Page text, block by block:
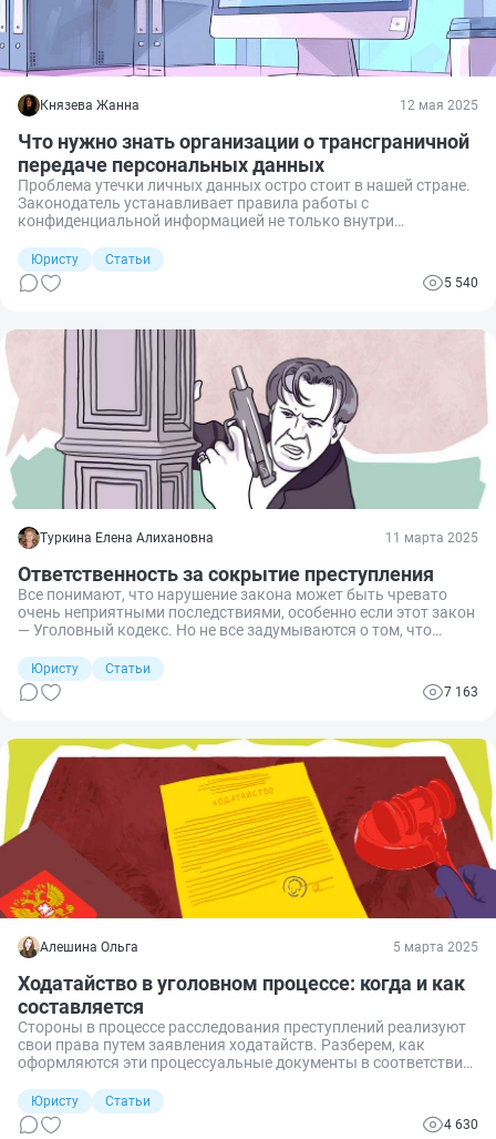
Князева Жанна 12 мая 2025
Что нужно знать организации о трансграничной
передаче персональных данных
Проблема утечки личных данных остро стоит в нашей стране.
Законодатель устанавливает правила работы с
конфиденциальной информацией не только внутри
организациям, которым потребовалось
произвести трансграничную передачу персональных данных.
Юристу
Статьи
5 540
Туркина Елена Алихановна 11 марта 2025
Ответственность за сокрытие преступления
Все понимают, что нарушение закона может быть чревато
очень неприятными последствиями, особенно если этот закон
— Уголовный кодекс. Но не все задумываются о том, что
случае, когда сам человек ничего криминального вроде бы и
не совершил. Просто помог другому скрыть следы злодеяния
и избежать ответственности. Разбираемся, когда такая
Юристу
Статьи
7 163
Алешина Ольга 5 марта 2025
Ходатайство в уголовном процессе: когда и как
составляется
Стороны в процессе расследования преступлений реализуют
свои права путем заявления ходатайств. Разберем, как
оформляются эти процессуальные документы в соответствии
Юристу
Статьи
4 630